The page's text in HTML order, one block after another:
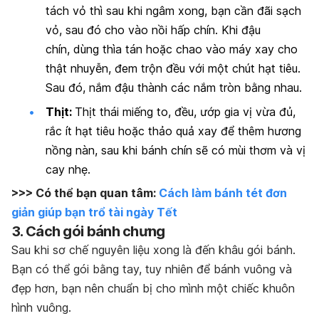
tách vỏ thì sau khi ngâm xong, bạn cần đãi sạch
vỏ, sau đó cho vào nồi hấp chín. Khi đậu
chín, dùng thìa tán hoặc chao vào máy xay cho
thật nhuyễn, đem trộn đều với một chút hạt tiêu.
Sau đó, nắm đậu thành các nắm tròn bằng nhau.
Thịt: Thịt thái miếng to, đều, ướp gia vị vừa đủ,
rắc ít hạt tiêu hoặc thảo quả xay để thêm hương
nồng nàn, sau khi bánh chín sẽ có mùi thơm và vị
cay nhẹ.
>>> Có thể bạn quan tâm: Cách làm bánh tét đơn
giản giúp bạn trổ tài ngày Tết
3. Cách gói bánh chưng
Sau khi sơ chế nguyên liệu xong là đến khâu gói bánh.
Bạn có thể gói bằng tay, tuy nhiên để bánh vuông và
đẹp hơn, bạn nên chuẩn bị cho mình một chiếc khuôn
hình vuông.